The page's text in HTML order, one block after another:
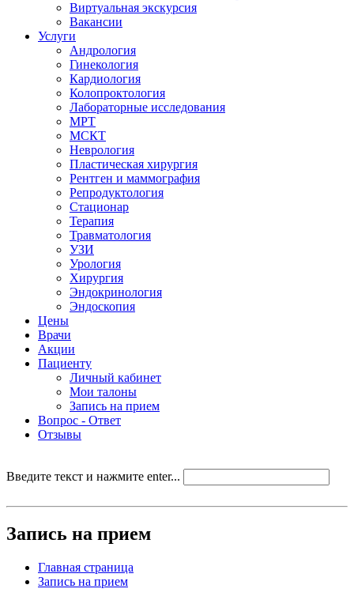
Виртуальная экскурсия
Вакансии
Услуги
Андрология
Гинекология
Кардиология
Колопроктология
Лабораторные исследования
МРТ
МСКТ
Неврология
Пластическая хирургия
Рентген и маммография
Репродуктология
Стационар
Терапия
Травматология
УЗИ
Урология
Хирургия
Эндокринология
Эндоскопия
Цены
Врачи
Акции
Пациенту
Личный кабинет
Мои талоны
Запись на прием
Вопрос - Ответ
Отзывы
Введите текст и нажмите enter...
Запись на прием
Главная страница
Запись на прием